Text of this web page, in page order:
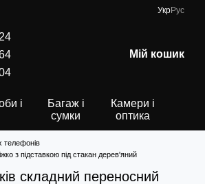
УкрРус
Мій кошик
і
Багаж і
сумки
Камери і
оптика
телефонів
з підставкою під стакан дерев'яний
складний переносний